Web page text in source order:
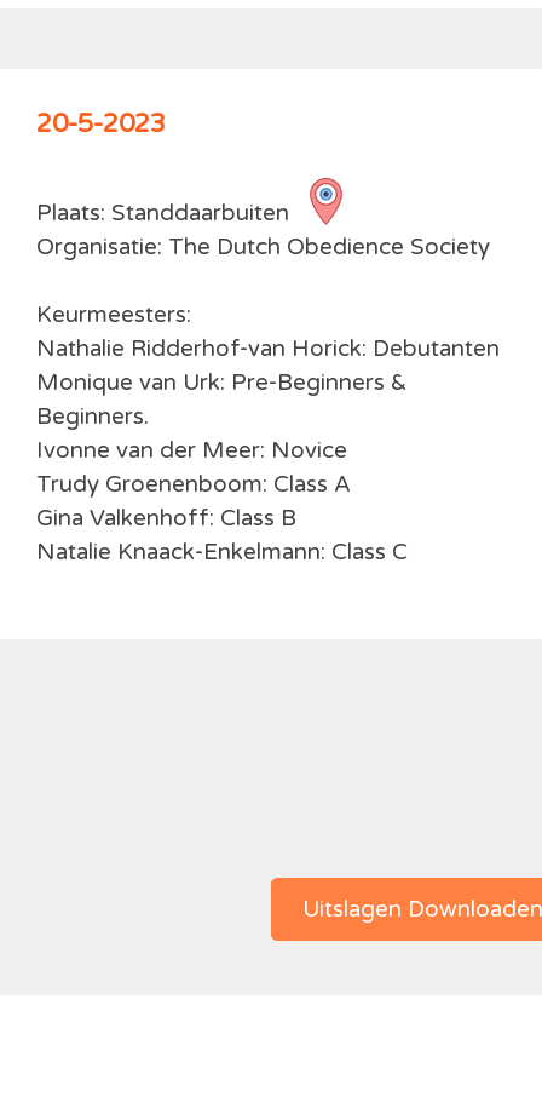
20-5-2023
Plaats: Standdaarbuiten
Organisatie: The Dutch Obedience Society
Keurmeesters:
Nathalie Ridderhof-van Horick: Debutanten
Monique van Urk: Pre-Beginners &
Beginners.
Ivonne van der Meer: Novice
Trudy Groenenboom: Class A
Gina Valkenhoff: Class B
Natalie Knaack-Enkelmann: Class C
Uitslagen